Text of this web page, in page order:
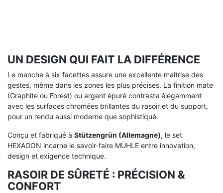
UN DESIGN QUI FAIT LA DIFFÉRENCE
Le manche à six facettes assure une excellente maîtrise des
gestes, même dans les zones les plus précises. La finition mate
(Graphite ou Forest) ou argent épuré contraste élégamment
avec les surfaces chromées brillantes du rasoir et du support,
pour un rendu aussi moderne que sophistiqué.
Conçu et fabriqué à Stützengrün (Allemagne), le set
HEXAGON incarne le savoir-faire MÜHLE entre innovation,
design et exigence technique.
RASOIR DE SÛRETÉ : PRÉCISION &
CONFORT